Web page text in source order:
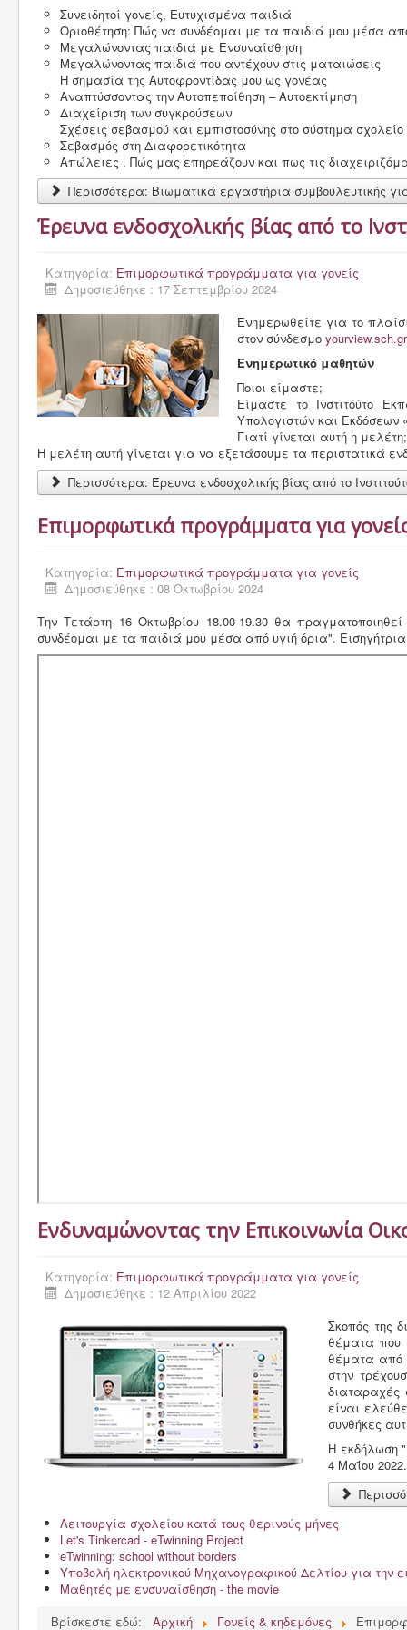
Συνειδητοί γονείς, Ευτυχισμένα παιδιά
Οριοθέτηση: Πώς να συνδέομαι με τα παιδιά μου μέσα
Μεγαλώνοντας παιδιά με Ενσυναίσθηση
Μεγαλώνοντας παιδιά που αντέχουν στις ματαιώσεις
Η σημασία της Αυτοφροντίδας μου ως γονέας
Αναπτύσσοντας την Αυτοπεποίθηση – Αυτοεκτίμηση
Διαχείριση των συγκρούσεων
Σχέσεις σεβασμού και εμπιστοσύνης στο σύστημα σχολείο
Σεβασμός στη Διαφορετικότητα
Απώλειες . Πώς μας επηρεάζουν και πως τις
Περισσότερα: Βιωματικά εργαστήρια συμβουλευτικής
Έρευνα ενδοσχολικής βίας από το
Κατηγορία: Επιμορφωτικά προγράμματα για γονείς
Δημοσιεύθηκε : 17 Σεπτεμβρίου 2024
Ενημερωθείτε για το
στον σύνδεσμο yourview.sch.gr
Ενημερωτικό μαθητών
Ποιοι είμαστε;
Είμαστε το Ινστιτούτο
Υπολογιστών και Εκδόσεων
Γιατί γίνεται αυτή η μελέτη;
Η μελέτη αυτή γίνεται για να εξετάσουμε τα περιστατικά
Περισσότερα: Έρευνα ενδοσχολικής βίας από το
Επιμορφωτικά προγράμματα για
Κατηγορία: Επιμορφωτικά προγράμματα για γονείς
Δημοσιεύθηκε : 08 Οκτωβρίου 2024
Την Τετάρτη 16 Οκτωβρίου 18.00-19.30 θα
συνδέομαι με τα παιδιά μου μέσα από υγιή όρια".
Ενδυναμώνοντας την Επικοινωνία
Κατηγορία: Επιμορφωτικά προγράμματα για γονείς
Δημοσιεύθηκε : 12 Απριλίου 2022
Σκοπός της
θέματα που
θέματα από
στην
διαταραχές
είναι
συνθήκες
Η εκδήλωση
4 Μαΐου 2022.
Λειτουργία σχολείου κατά τους θερινούς μήνες
Let's Tinkercad - eTwinning Project
eTwinning: school without borders
Υποβολή ηλεκτρονικού Μηχανογραφικού Δελτίου για
Μαθητές με ενσυναίσθηση - the movie
Βρίσκεστε εδώ:
Αρχική Γονείς & κηδεμόνες